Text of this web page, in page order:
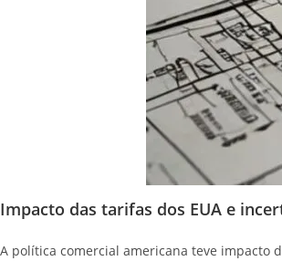
Impacto das tarifas dos EUA e
A política comercial americana teve impacto